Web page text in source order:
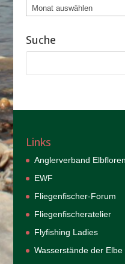
Beitragsarchiv
Suche
Links
Anglerverband
EWF
Fliegenfischer-Forum
Fliegenfischeratelier
Flyfishing Ladies
Wasserstände der